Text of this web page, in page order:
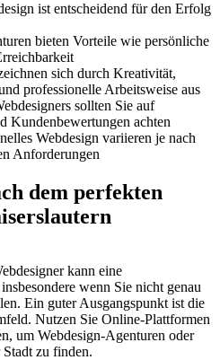
ist entscheidend für den Erfolg
bieten Vorteile wie persönliche
sich durch Kreativität,
professionelle Arbeitsweise aus
sollten Sie auf
Kundenbewertungen achten
Webdesign variieren je nach
Anforderungen
dem perfekten
kann eine
wenn Sie nicht genau
Ein guter Ausgangspunkt ist die
Nutzen Sie Online-Plattformen
um Webdesign-Agenturen oder
zu finden.